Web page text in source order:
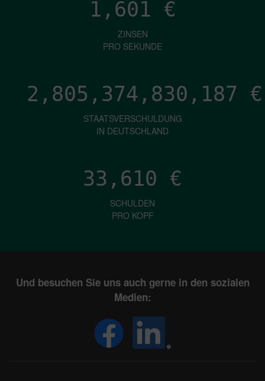
1,601 €
ZINSEN
PRO SEKUNDE
2,805,374,832,725 €
STAATSVERSCHULDUNG
IN DEUTSCHLAND
33,610 €
SCHULDEN
PRO KOPF
Und besuchen Sie uns auch gerne in den sozialen
Medien: